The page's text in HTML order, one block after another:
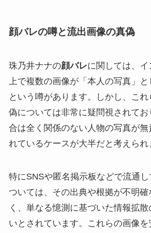
顔バレの噂と流出画像の真偽
珠乃井ナナの顔バレに関しては、イ
上で複数の画像が「本人の写真」
という噂があります。しかし、こ
偽については非常に疑問視されて
合は全く関係のない人物の写真が無
れているケースが大半だと考えられ
特にSNSや匿名掲示板などで流通
ついては、その出典や根拠が不明確
く、単なる憶測に基づいた情報拡
いとされています。これらの画像